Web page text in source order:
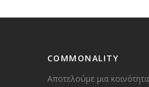
COMMONALITY
Αποτελούμε μια